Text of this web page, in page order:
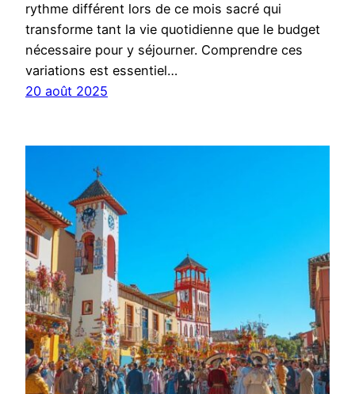
rythme différent lors de ce mois sacré qui
transforme tant la vie quotidienne que le budget
nécessaire pour y séjourner. Comprendre ces
variations est essentiel…
20 août 2025